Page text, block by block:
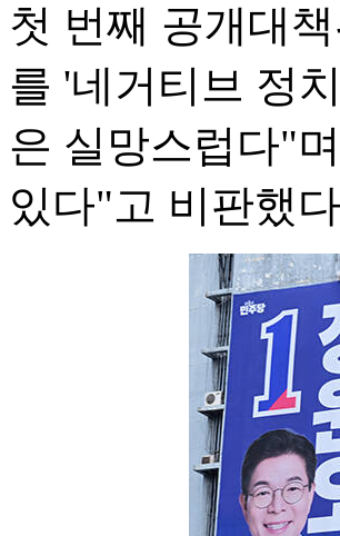
첫 번째 공개대
를 '네거티브 정
은 실망스럽다"
있다"고 비판했